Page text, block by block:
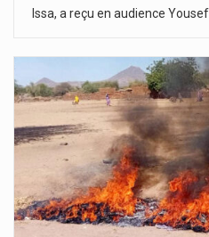
Issa, a reçu en audience